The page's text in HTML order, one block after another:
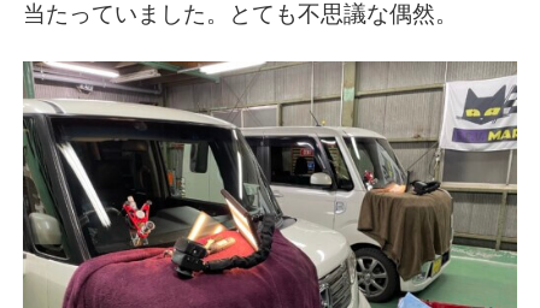
当たっていました。とても不思議な偶然。